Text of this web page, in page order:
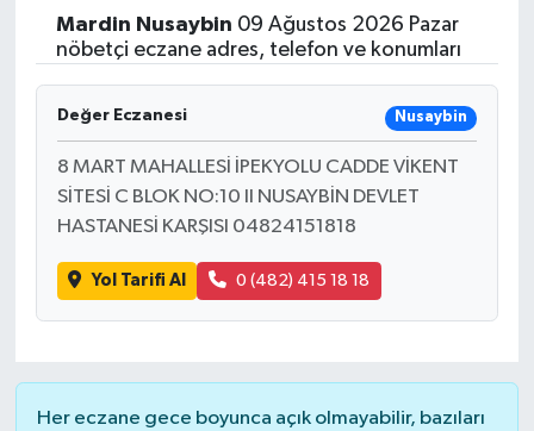
Mardin Nusaybin 09 Ağustos 2026 Pazar
nöbetçi eczane adres, telefon ve konumları
Değer Eczanesi Nusaybin
8 MART MAHALLESİ İPEKYOLU CADDE VİKENT
SİTESİ C BLOK NO:10 II NUSAYBİN DEVLET
HASTANESİ KARŞISI 04824151818
Yol Tarifi Al 0 (482) 415 18 18
Her eczane gece boyunca açık olmayabilir, bazıları
Yaşam